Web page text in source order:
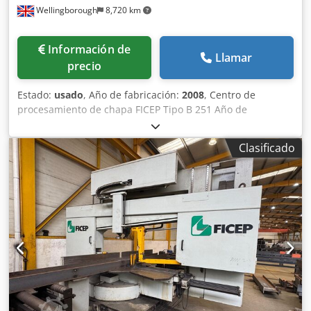
Wellingborough 8,720 km
Información de
precio
Llamar
Estado: usado, Año de fabricación: 2008, Centro de
procesamiento de chapa FICEP Tipo B 251 Año de
fabricación: 2008 - Centro de procesamiento de chapa -
Tamaño máximo de placa: 6000x2500 mm - 1 unidad de
taladrado - Cambiador automático de 6 herramientas, incl.
herramienta de marcado - 1 unidad de punzonado
(actualmente fuera de servicio) - Cambiador automático de
12 herramientas para punzones - Cinta transportadora
para piezas terminadas - Fuente de plasma Hypertherm
HPR 260 - Sistema de extracción Donaldson Torit DCE -
Peso de la máquina según fabricante: aprox. 23 toneladas
Especificaciones técnicas principales Dimensiones de las
placas lado de entrada: • Longitud máx. mm 6000 / mín.
mm 2500 • Ancho máx. mm 2540 / mín. mm 500
Dimensiones de las piezas procesadas lado de salida: •
Clasificado